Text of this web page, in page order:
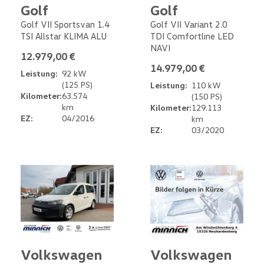
Golf
Golf VII Sportsvan 1.4
TSI Allstar KLIMA ALU
12.979,00 €
Leistung: 92 kW
(125 PS)
Kilometer:63.574
km
EZ:
04/2016
Golf
Golf VII Variant 2.0
TDI Comfortline LED
NAVI
14.979,00 €
Leistung: 110 kW
(150 PS)
Kilometer:129.113
km
EZ:
03/2020
Volkswagen
Volkswagen